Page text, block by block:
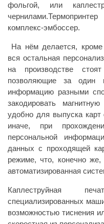
фольгой, или
комплекс-эмбоссер.
На нём делается, кроме
вся остальная
на производстве
позволяющие за один
информацию разными
закодировать
удобно для выпуска карт
иначе, при
персональной
данных с проходящей
режиме, что, конечно
автоматизированная
Каплеструйная
специализированных
возможностью тиснения